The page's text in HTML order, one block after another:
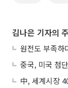
김나은 기자의
원전도 부족